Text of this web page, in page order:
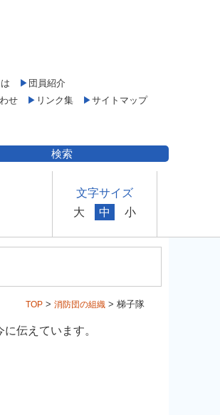
▶ 団員紹介
せ ▶ リンク集 ▶サイトマップ
文字サイズ
大
中 小
TOP > 消防団の組織 > 梯子隊
伝えています。